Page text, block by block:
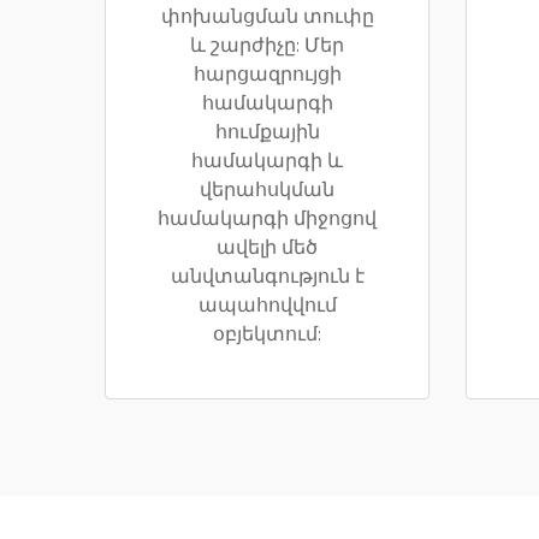
փոխանցման տուփը
և շարժիչը: Մեր
հարցազրույցի
համակարգի
հումքային
համակարգի և
վերահսկման
համակարգի միջոցով
ավելի մեծ
անվտանգություն է
ապահովվում
օբյեկտում: